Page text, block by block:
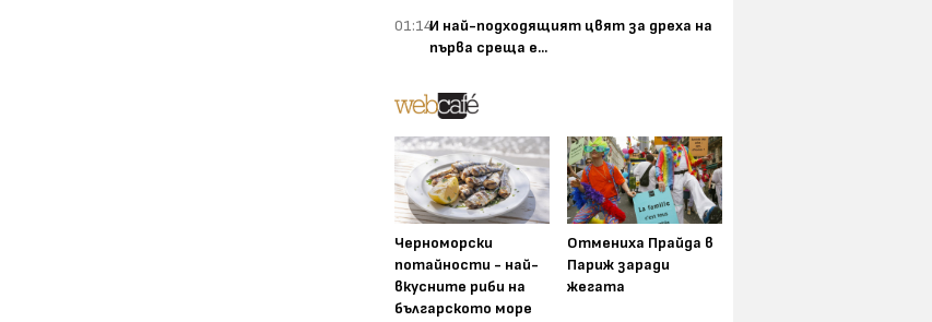
01:14И най-подходящият цвят за дреха на
първа среща е...
Черноморски
потайности - най-
вкусните риби на
българското море
Отмениха Прайда в
Париж заради
жегата